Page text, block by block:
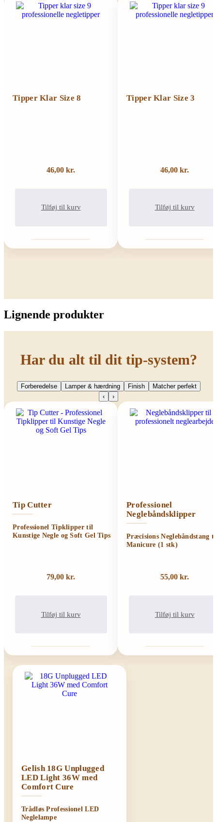
Tipper Klar Size 8
46,00 kr.
Tilføj til kurv
Tipper Klar Size 3
46,00 kr.
Tilføj til kurv
Lignende produkter
Har du alt til dit tip-system?
Forberedelse Lamper & hærdning Finish
Matcher perfekt
‹
›
Tip Cutter
Professionel Tipklipper til
Kunstige Negle og Soft Gel Tips
79,00 kr.
Tilføj til kurv
Professionel
Neglebåndsklipper
Præcisions Neglebåndstang
Manicure (1 stk)
55,00 kr.
Tilføj til kurv
Gelish 18G Unplugged
LED Light 36W med
Comfort Cure
Trådløs Professionel LED
Neglelampe